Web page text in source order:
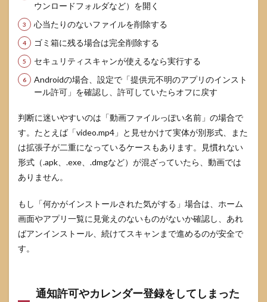
ウンロードフォルダなど）を開く
心当たりのないファイルを削除する
ゴミ箱に残る場合は完全削除する
セキュリティスキャンが使えるなら実行する
Androidの場合、設定で「提供元不明のアプリのインスト
ール許可」を確認し、許可していたらオフに戻す
判断に迷いやすいのは「動画ファイルっぽい名前」の場合で
す。たとえば「video.mp4」と見せかけて実体が別形式、また
は拡張子が二重になっているケースもあります。見慣れない
形式（.apk、.exe、.dmgなど）が混ざっていたら、動画では
ありません。
もし「何かがインストールされた気がする」場合は、ホーム
画面やアプリ一覧に見覚えのないものがないか確認し、あれ
ばアンインストール、続けてスキャンまで進めるのが安全で
す。
通知許可やカレンダー登録をしてしまった